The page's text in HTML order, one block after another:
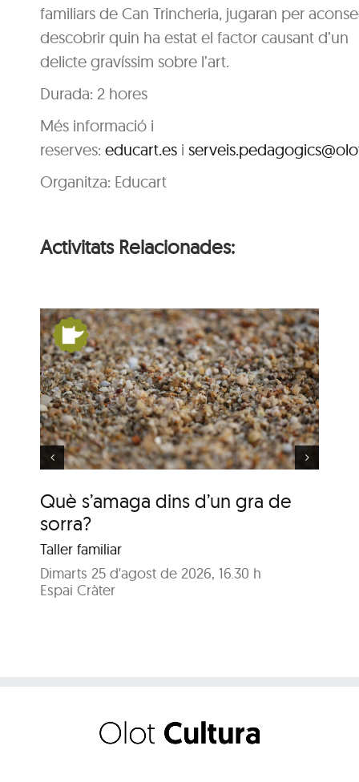
familiars de Can Trincheria, jugaran per
descobrir quin ha estat el factor causant d’un
delicte gravíssim sobre l’art.
Durada: 2 hores
Més informació i
reserves: educart.es i
Organitza: Educart
Activitats Relacionades:
Què s’amaga dins d’un gra de
sorra?
Taller familiar
Dimarts 25 d'agost de 2026, 16.30 h
Espai Cràter
Què s’amaga dins d’un
gra de sorra?